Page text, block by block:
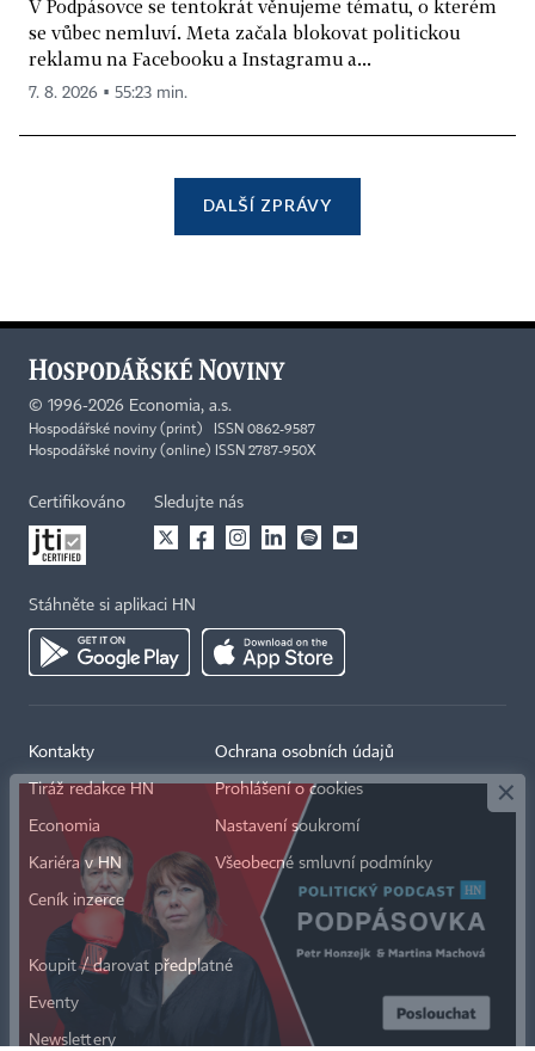
V Podpásovce se tentokrát věnujeme tématu, o kterém
se vůbec nemluví. Meta začala blokovat politickou
reklamu na Facebooku a Instagramu a...
7. 8. 2026 ▪ 55:23 min.
DALŠÍ ZPRÁVY
© 1996-2026 Economia, a.s.
Hospodářské noviny (print) ISSN 0862-9587
Hospodářské noviny (online) ISSN 2787-950X
Certifikováno Sledujte nás
Stáhněte si aplikaci HN
Kontakty
Tiráž redakce HN
Economia
Kariéra v HN
Ceník inzerce
Ochrana osobních údajů
Prohlášení o cookies
Nastavení soukromí
Všeobecné smluvní podmínky
Koupit / darovat předplatné
Eventy
Newslettery